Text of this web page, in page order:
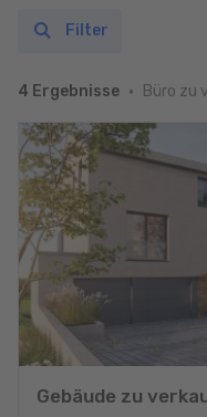
4 Ergebnisse Büro zu
Filter
Gebäude zu